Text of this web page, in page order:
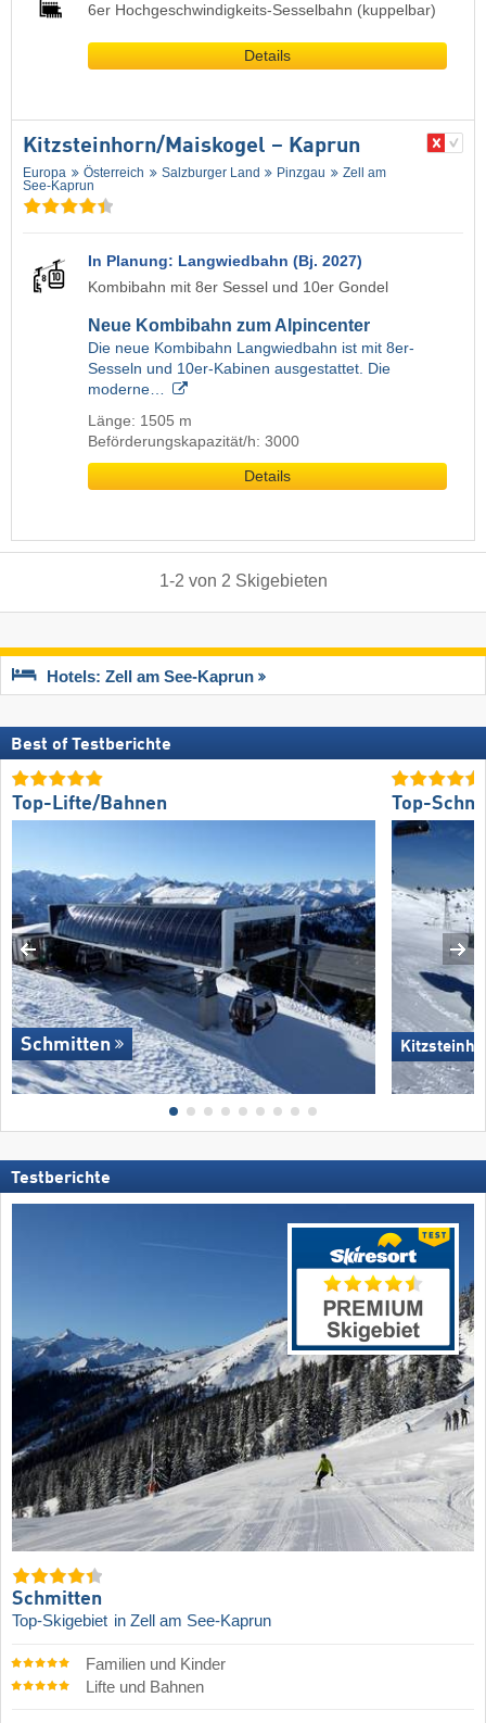
6er Hochgeschwindigkeits-Sesselbahn (kuppelbar)
Details
Kitzsteinhorn/​Maiskogel – Kaprun
Europa Österreich Salzburger Land Pinzgau
Zell am
See-Kaprun
In Planung: Langwiedbahn (Bj. 2027)
Kombibahn mit 8er Sessel und 10er Gondel
Neue Kombibahn zum Alpincenter
Die neue Kombibahn Langwiedbahn ist mit 8er-
Sesseln und 10er-Kabinen ausgestattet. Die
moderne…
Länge: 1505 m
Beförderungskapazität/h: 3000
Details
1-2 von 2 Skigebieten
Hotels: Zell am See-Kaprun
Best of Testberichte
Top-Lifte/Bahnen
Schmitten
Top-
Testberichte
Schmitten
Top-Skigebiet in Zell am See-Kaprun
Familien und Kinder
Lifte und Bahnen